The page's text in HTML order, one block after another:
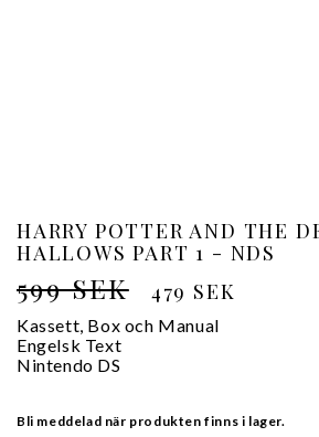
HARRY POTTER AND THE
HALLOWS PART 1 - NDS
599 SEK 479 SEK
Kassett, Box och Manual
Engelsk Text
Nintendo DS
Bli meddelad när produkten finns i lager.